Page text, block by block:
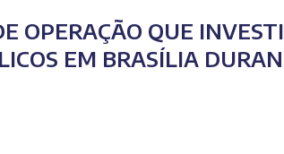
OPERAÇÃO QUE
EM BRASÍLIA